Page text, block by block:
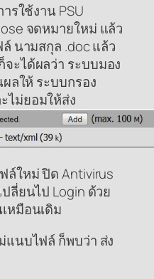
รใช้งาน PSU
จดหมายใหม่ แล้ว
ล์ นามสกุล .doc แล้ว
ะได้ผลว่า ระบบมอง
ลให้ ระบบกรอง
ไม่ยอมให้ส่ง
ล์ใหม่ ปิด Antivirus
ลี่ยนไป Login ด้วย
หมือนเดิม
แนบไฟล์ ก็พบว่า ส่ง